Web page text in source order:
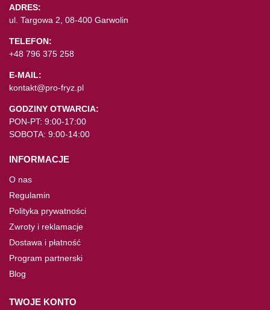
ADRES:
ul. Targowa 2, 08-400 Garwolin
TELEFON:
+48 796 375 258
E-MAIL:
kontakt@pro-fryz.pl
GODZINY OTWARCIA:
PON-PT: 9:00-17:00
SOBOTA: 9:00-14:00
INFORMACJE
O nas
Regulamin
Polityka prywatności
Zwroty i reklamacje
Dostawa i płatność
Program partnerski
Blog
TWOJE KONTO